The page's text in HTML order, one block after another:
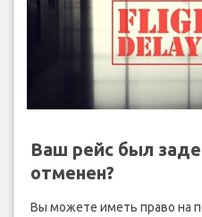
Ваш рейс был
отменен?
Вы можете иметь право на